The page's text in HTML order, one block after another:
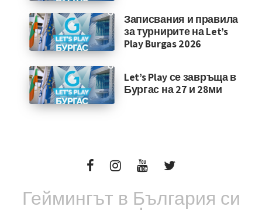
Записвания и правила
за турнирите на Let’s
Play Burgas 2026
Let’s Play се завръща в
Бургас на 27 и 28ми
Геймингът в България си